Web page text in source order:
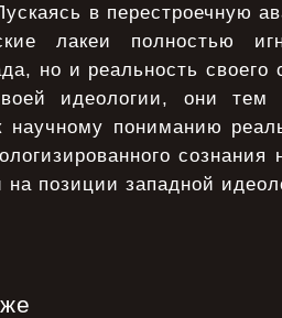
в перестроечную
лакеи полностью
но и реальность своего
идеологии, они
научному пониманию
на позиции западной